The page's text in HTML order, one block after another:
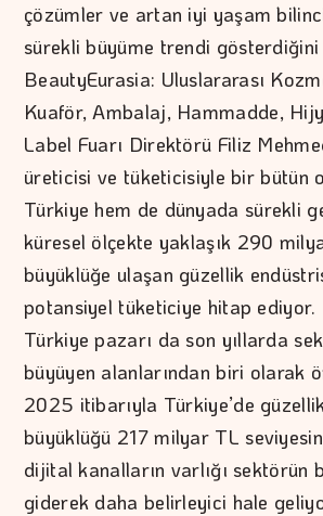
çözümler ve artan iyi yaşam
sürekli büyüme trendi
BeautyEurasia: Uluslararası
Kuaför, Ambalaj, Hammadde,
Label Fuarı Direktörü Filiz
üreticisi ve tüketicisiyle bir bütün
Türkiye hem de dünyada sürekli
küresel ölçekte yaklaşık 290
büyüklüğe ulaşan güzellik
potansiyel tüketiciye hitap
Türkiye pazarı da son yıllarda
büyüyen alanlarından biri olarak
2025 itibarıyla Türkiye’de
büyüklüğü 217 milyar TL
dijital kanalların varlığı sektörün
giderek daha belirleyici hale